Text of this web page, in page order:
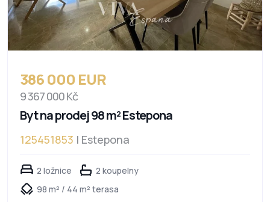
386 000 EUR
9 367 000 Kč
Byt na prodej 98 m² Estepona
125451853 | Estepona
2 ložnice
2 koupelny
98 m² / 44 m² terasa